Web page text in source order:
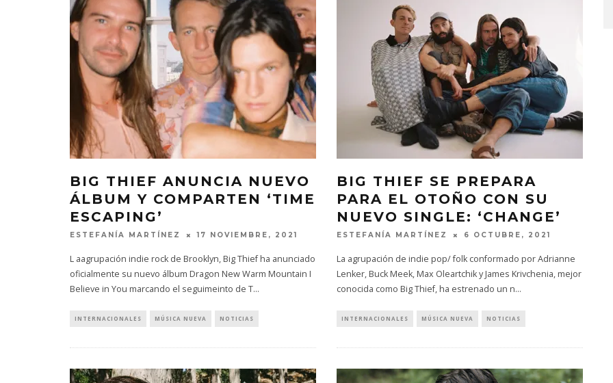
BIG THIEF ANUNCIA NUEVO
ÁLBUM Y COMPARTEN ‘TIME
ESCAPING’
ESTEFANÍA MARTÍNEZ 17 NOVIEMBRE, 2021
L aagrupación indie rock de Brooklyn, Big Thief ha anunciado
oficialmente su nuevo álbum Dragon New Warm Mountain I
Believe in You marcando el seguimeinto de T...
INTERNACIONALES MÚSICA NUEVA NOTICIAS
BIG THIEF SE PREPARA
PARA EL OTOÑO CON SU
NUEVO SINGLE: ‘CHANGE’
ESTEFANÍA MARTÍNEZ 6 OCTUBRE, 2021
La agrupación de indie pop/ folk conformado por Adrianne
Lenker, Buck Meek, Max Oleartchik y James Krivchenia, mejor
conocida como Big Thief, ha estrenado un n...
INTERNACIONALES MÚSICA NUEVA NOTICIAS
7 AGOSTO, 2026